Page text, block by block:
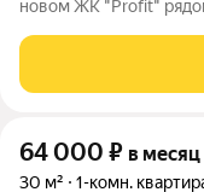
новом ЖК "Profit"
метра в новом жилом
Газгольдерная улица, 10.
64 000 ₽ в месяц
30 м² 1-комн.